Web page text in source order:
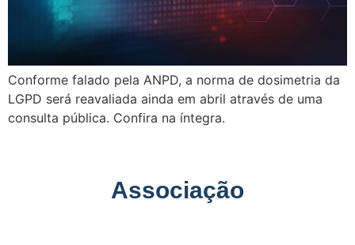
Conforme falado pela ANPD, a norma de dosimetria da
LGPD será reavaliada ainda em abril através de uma
consulta pública. Confira na íntegra.
Associação